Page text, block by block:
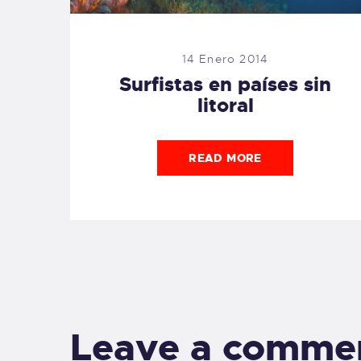
14 Enero 2014
Surfistas en países sin
litoral
READ MORE
Leave a